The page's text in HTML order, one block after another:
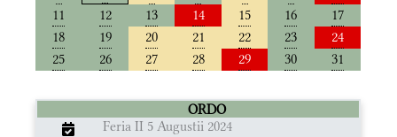
11
12 13 14 15 16
17
18
19 20 21 22 23
24
25
26 27 28 29 30 31
ORDO
Feria II 5 Augustii 2024